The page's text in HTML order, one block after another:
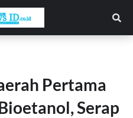
Pertama
Serap